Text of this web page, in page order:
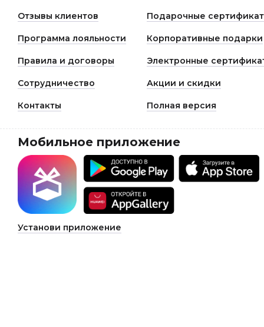
Отзывы клиентов Подарочные
Программа лояльности Корпоративные подарки
Правила и договоры Электронные
Сотрудничество Акции и скидки
Контакты Полная версия
Мобильное приложение
Установи приложение